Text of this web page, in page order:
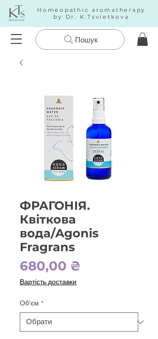
Homeopathic aromatherapy
by Dr. K.Tsvietkova
Пошук
ФРАГОНІЯ.
Квіткова
вода/Agonis
Fragrans
680,00 ₴
Вартість доставки
Об'єм *